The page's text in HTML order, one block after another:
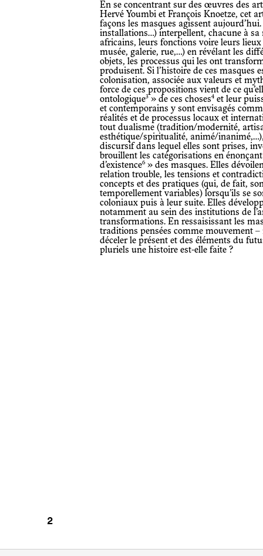
En se concentrant sur des œuvres des
Hervé Youmbi et François Knoetze, cet
façons les masques agissent
installations…) interpellent, chacune à sa
africains, leurs fonctions voire leurs
musée, galerie, rue,…) en révélant les
objets, les processus qui les ont
produisent. Si l’histoire de ces masques
colonisation, associée aux valeurs et
force de ces propositions vient de ce
ontologique3 » de ces choses4 et leur
et contemporains y sont envisagés
réalités et de processus locaux et
tout dualisme (tradition/modernité,
esthétique/spiritualité, animé/
discursif dans lequel elles sont prises,
brouillent les catégorisations en
d’existence6» des masques. Elles
relation trouble, les tensions et
concepts et des pratiques (qui, de fait,
temporellement variables) lorsqu’ils se
coloniaux puis à leur suite. Elles
notamment au sein des institutions de
transformations. En ressaisissant les
traditions pensées comme mouvement
déceler le présent et des éléments du
pluriels une histoire est-elle faite ?